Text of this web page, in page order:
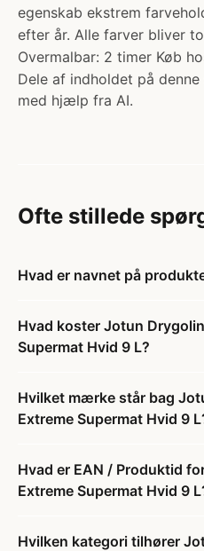
egenskab ekstrem
efter år. Alle farver bliver
Overmalbar: 2 timer Køb
Dele af indholdet på
med hjælp fra AI.
Ofte stillede
Hvad er navnet på
Hvad koster Jotun
Supermat Hvid 9 L?
Hvilket mærke står bag
Extreme Supermat Hvid 9
Hvad er EAN / Produktid
Extreme Supermat Hvid 9
Hvilken kategori tilhører